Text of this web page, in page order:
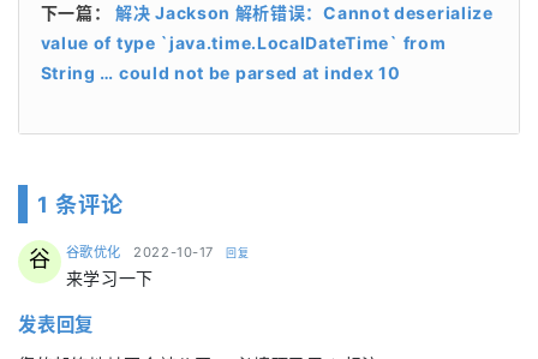
下一篇： 解决 Jackson 解析错误：Cannot deserialize
value of type `java.time.LocalDateTime` from
String … could not be parsed at index 10
1 条评论
谷 谷歌优化 says:
2022-10-17 回复
来学习一下
发表回复